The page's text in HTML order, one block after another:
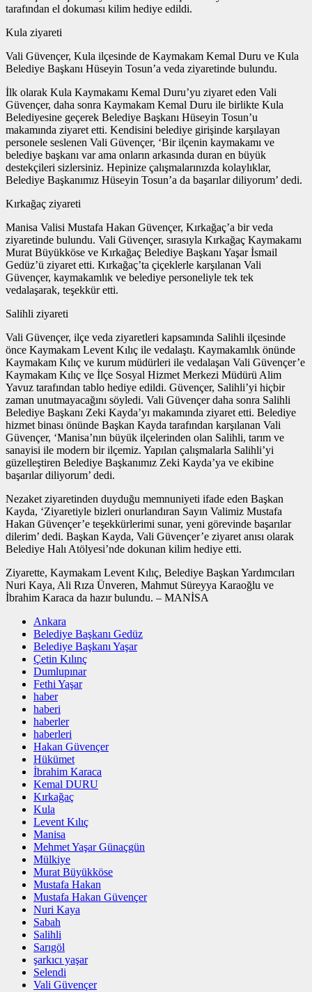
tarafından el dokuması kilim hediye edildi.
Kula ziyareti
Vali Güvençer, Kula ilçesinde de Kaymakam Kemal Duru ve Kula
Belediye Başkanı Hüseyin Tosun’a veda ziyaretinde bulundu.
İlk olarak Kula Kaymakamı Kemal Duru’yu ziyaret eden Vali
Güvençer, daha sonra Kaymakam Kemal Duru ile birlikte Kula
Belediyesine geçerek Belediye Başkanı Hüseyin Tosun’u
makamında ziyaret etti. Kendisini belediye girişinde karşılayan
personele seslenen Vali Güvençer, ‘Bir ilçenin kaymakamı ve
belediye başkanı var ama onların arkasında duran en büyük
destekçileri sizlersiniz. Hepinize çalışmalarınızda kolaylıklar,
Belediye Başkanımız Hüseyin Tosun’a da başarılar diliyorum’ dedi.
Kırkağaç ziyareti
Manisa Valisi Mustafa Hakan Güvençer, Kırkağaç’a bir veda
ziyaretinde bulundu. Vali Güvençer, sırasıyla Kırkağaç Kaymakamı
Murat Büyükköse ve Kırkağaç Belediye Başkanı Yaşar İsmail
Gedüz’ü ziyaret etti. Kırkağaç’ta çiçeklerle karşılanan Vali
Güvençer, kaymakamlık ve belediye personeliyle tek tek
vedalaşarak, teşekkür etti.
Salihli ziyareti
Vali Güvençer, ilçe veda ziyaretleri kapsamında Salihli ilçesinde
önce Kaymakam Levent Kılıç ile vedalaştı. Kaymakamlık önünde
Kaymakam Kılıç ve kurum müdürleri ile vedalaşan Vali Güvençer’e
Kaymakam Kılıç ve İlçe Sosyal Hizmet Merkezi Müdürü Alim
Yavuz tarafından tablo hediye edildi. Güvençer, Salihli’yi hiçbir
zaman unutmayacağını söyledi. Vali Güvençer daha sonra Salihli
Belediye Başkanı Zeki Kayda’yı makamında ziyaret etti. Belediye
hizmet binası önünde Başkan Kayda tarafından karşılanan Vali
Güvençer, ‘Manisa’nın büyük ilçelerinden olan Salihli, tarım ve
sanayisi ile modern bir ilçemiz. Yapılan çalışmalarla Salihli’yi
güzelleştiren Belediye Başkanımız Zeki Kayda’ya ve ekibine
başarılar diliyorum’ dedi.
Nezaket ziyaretinden duyduğu memnuniyeti ifade eden Başkan
Kayda, ‘Ziyaretiyle bizleri onurlandıran Sayın Valimiz Mustafa
Hakan Güvençer’e teşekkürlerimi sunar, yeni görevinde başarılar
dilerim’ dedi. Başkan Kayda, Vali Güvençer’e ziyaret anısı olarak
Belediye Halı Atölyesi’nde dokunan kilim hediye etti.
Ziyarette, Kaymakam Levent Kılıç, Belediye Başkan Yardımcıları
Nuri Kaya, Ali Rıza Ünveren, Mahmut Süreyya Karaoğlu ve
İbrahim Karaca da hazır bulundu. – MANİSA
Ankara
Belediye Başkanı Gedüz
Belediye Başkanı Yaşar
Çetin Kılınç
Dumlupınar
Fethi Yaşar
haber
haberi
haberler
haberleri
Hakan Güvençer
Hükümet
İbrahim Karaca
Kemal DURU
Kırkağaç
Kula
Levent Kılıç
Manisa
Mehmet Yaşar Günaçgün
Mülkiye
Murat Büyükköse
Mustafa Hakan
Mustafa Hakan Güvençer
Nuri Kaya
Sabah
Salihli
Sarıgöl
şarkıcı yaşar
Selendi
Vali Güvençer